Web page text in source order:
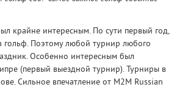
крайне интересным. По сути первый год,
гольф. Поэтому любой турнир любого
Особенно интересным был
(первый выездной турнир). Турниры в
Сильное впечатление от M2M Russian